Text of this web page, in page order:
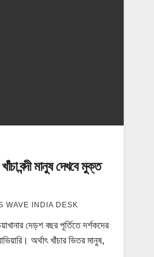
বন্দী মানুষ দেখবে মুক্ত
WAVE INDIA DESK
দেড়শ বছর পূর্তিতে দর্শকদের
অর্থাৎ খাঁচার ভিতর মানুষ,